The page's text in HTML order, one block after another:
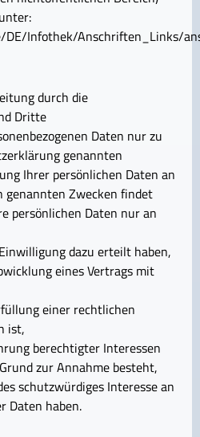
DE/Infothek/Anschriften_Links/
durch die
Dritte
Daten nur zu
genannten
Ihrer persönlichen Daten an
genannten Zwecken findet
persönlichen Daten nur an
dazu erteilt haben,
eines Vertrags mit
einer rechtlichen
ist,
berechtigter Interessen
zur Annahme besteht,
schutzwürdiges Interesse an
Daten haben.